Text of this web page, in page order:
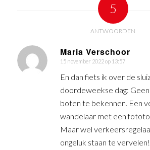
5
ANTWOORDEN
Maria Verschoor
zegt:
15 november 2022 op 13:57
En dan fiets ik over de
doordeweekse dag:
boten te bekennen. Een
wandelaar met een
Maar wel
ongeluk staan te